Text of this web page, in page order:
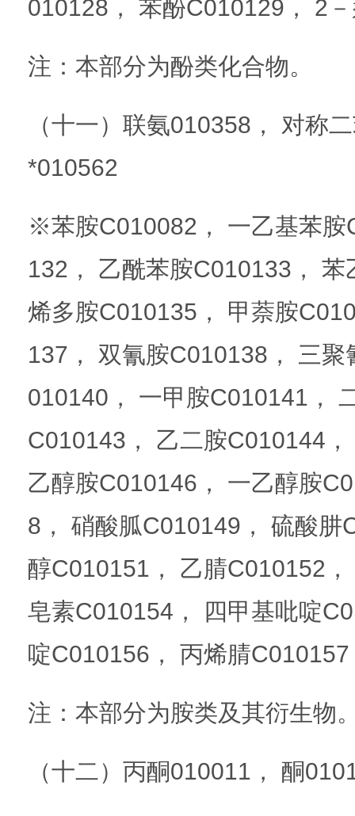
010128， 苯酚C010129， 2
注：本部分为酚类化合物。
（十一）联氨010358， 对称
*010562
※苯胺C010082， 一乙基苯胺
132， 乙酰苯胺C010133，
烯多胺C010135， 甲萘胺
137， 双氰胺C010138， 三
010140， 一甲胺C010141，
C010143， 乙二胺C010144
乙醇胺C010146， 一乙醇胺
8， 硝酸胍C010149， 硫酸肼
醇C010151， 乙腈C010152
皂素C010154， 四甲基吡啶
啶C010156， 丙烯腈C010157
注：本部分为胺类及其衍生物
（十二）丙酮010011， 酮